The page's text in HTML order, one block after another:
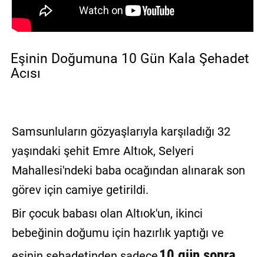
Eşinin Doğumuna 10 Gün Kala Şehadet
Acısı
Samsunluların gözyaşlarıyla karşıladığı 32
yaşındaki şehit Emre Altıok, Selyeri
Mahallesi'ndeki baba ocağından alınarak son
görev için camiye getirildi.
Bir çocuk babası olan Altıok'un, ikinci
bebeğinin doğumu için hazırlık yaptığı ve